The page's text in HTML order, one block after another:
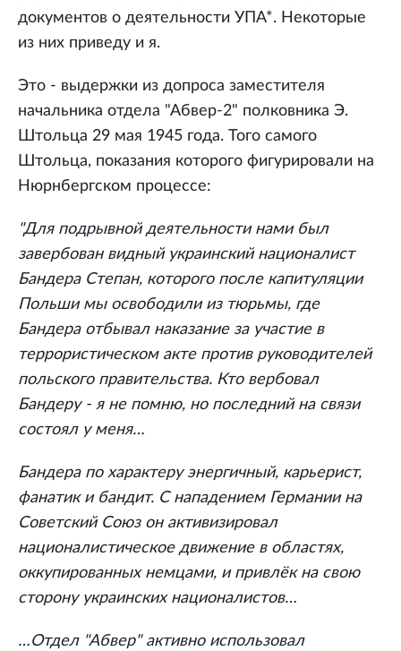
документов о деятельности УПА*. Некоторые
из них приведу и я.
Это - выдержки из допроса заместителя
начальника отдела "Абвер-2" полковника Э.
Штольца 29 мая 1945 года. Того самого
Штольца, показания которого фигурировали на
Нюрнбергском процессе:
"Для подрывной деятельности нами был
завербован видный украинский националист
Бандера Степан, которого после капитуляции
Польши мы освободили из тюрьмы, где
Бандера отбывал наказание за участие в
террористическом акте против руководителей
польского правительства. Кто вербовал
Бандеру - я не помню, но последний на связи
состоял у меня…
Бандера по характеру энергичный, карьерист,
фанатик и бандит. С нападением Германии на
Советский Союз он активизировал
националистическое движение в областях,
оккупированных немцами, и привлёк на свою
сторону украинских националистов…
…Отдел "Абвер" активно использовал